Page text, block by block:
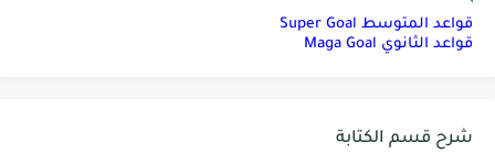
قواعد المتوسط Super Goal
قواعد الثانوي Maga Goal
شرح قسم الكتابة